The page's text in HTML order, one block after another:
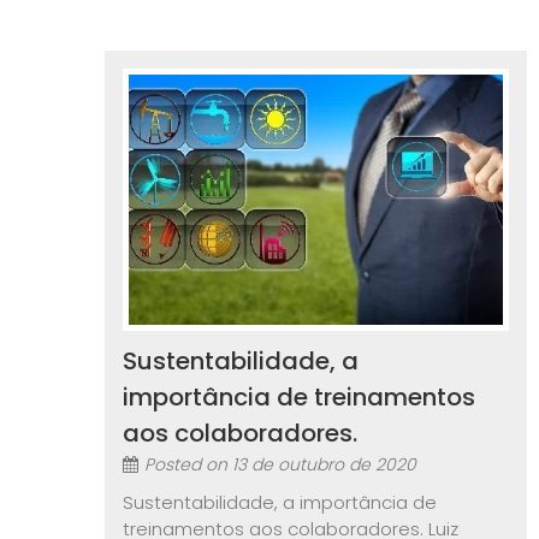
Sustentabilidade, a
importância de treinamentos
aos colaboradores.
Posted on 13 de outubro de 2020
Sustentabilidade, a importância de
treinamentos aos colaboradores. Luiz